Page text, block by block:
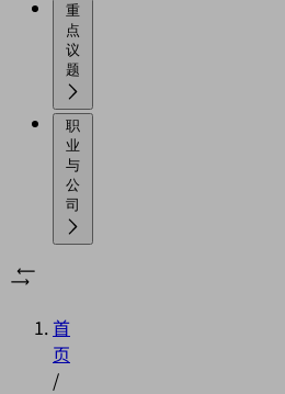
重
点
议
职
业
与
公
首
页
/